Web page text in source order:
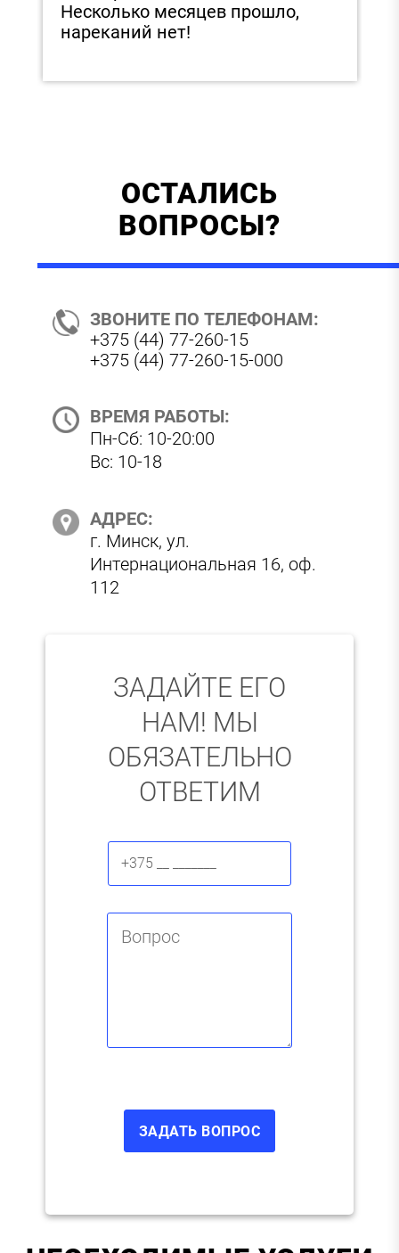
Несколько месяцев прошло,
нареканий нет!
ОСТАЛИСЬ
ВОПРОСЫ?
ЗВОНИТЕ ПО ТЕЛЕФОНАМ:
+375 (44) 77-260-15
+375 (44) 77-260-15-000
ВРЕМЯ РАБОТЫ:
Пн-Сб: 10-20:00
Вс: 10-18
АДРЕС:
г. Минск, ул.
Интернациональная 16, оф.
112
ЗАДАЙТЕ ЕГО
НАМ! МЫ
ОБЯЗАТЕЛЬНО
ОТВЕТИМ